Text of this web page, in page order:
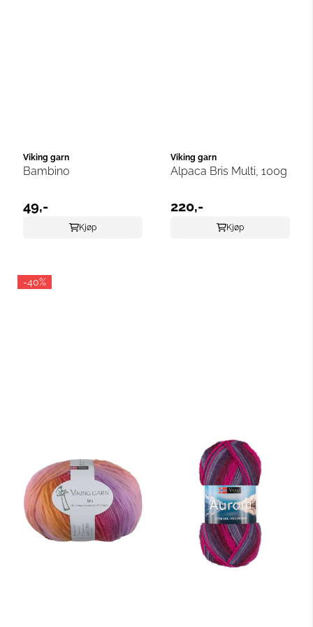
Viking garn
Bambino
49,-
Kjøp
Viking garn
Alpaca Bris Multi, 100g
220,-
Kjøp
-40%